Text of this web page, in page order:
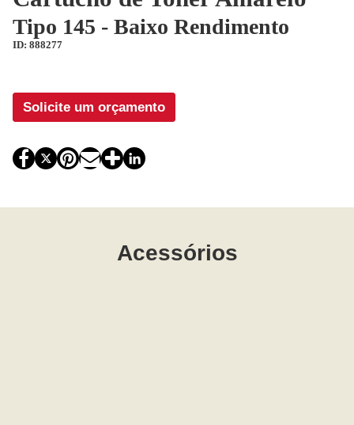
Tipo 145 - Baixo Rendimento
ID: 888277
Solicite um orçamento
Acessórios